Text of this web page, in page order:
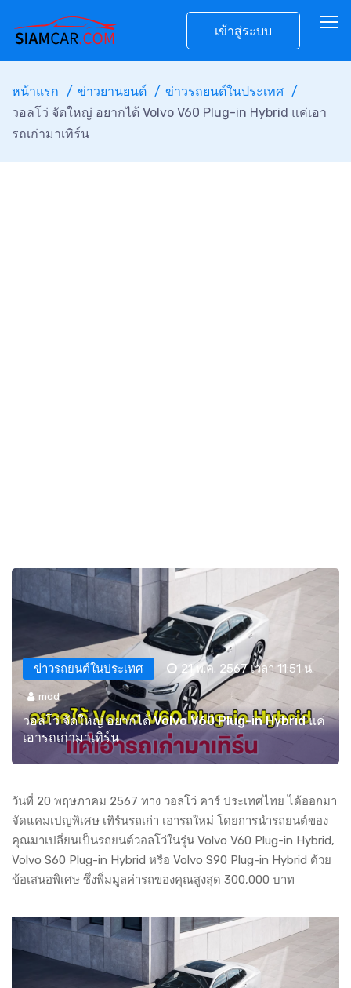
เข้าสู่ระบบ
หน้าแรก ข่าวยานยนต์
ข่าวรถยนต์ในประเทศ
วอลโว่ จัดใหญ่ อยากได้ Volvo V60 Plug-in Hybrid แค่เอา
รถเก่ามาเทิร์น
ข่าวรถยนต์ในประเทศ 21 พ.ค. 2567 เวลา 11:51 น.
mod
วอลโว่ จัดใหญ่ อยากได้ Volvo V60 Plug-in Hybrid แค่
เอารถเก่ามาเทิร์น
วันที่ 20 พฤษภาคม 2567 ทาง วอลโว่ คาร์ ประเทศไทย ได้ออกมา
จัดแคมเปญพิเศษ เทิร์นรถเก่า เอารถใหม่ โดยการนำรถยนต์ของ
คุณมาเปลี่ยนเป็นรถยนต์วอลโว่ในรุ่น Volvo V60 Plug-in Hybrid,
Volvo S60 Plug-in Hybrid หรือ Volvo S90 Plug-in Hybrid ด้วย
ข้อเสนอพิเศษ ซึ่งพิ่มมูลค่ารถของคุณสูงสุด 300,000 บาท